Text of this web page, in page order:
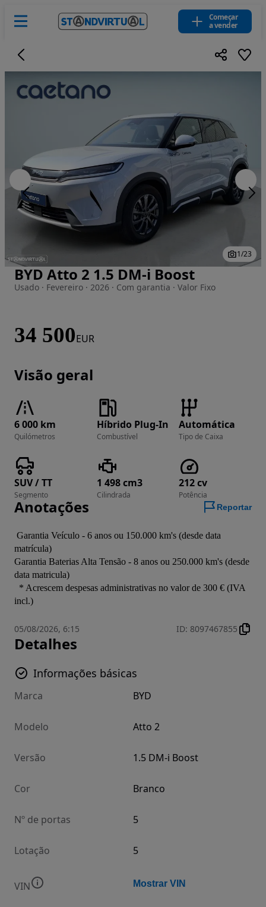
Começar
a vender
Imagem 1 de 23
1/23
BYD Atto 2 1.5 DM-i Boost
Usado · Fevereiro · 2026 · Com garantia · Valor Fixo
34 500EUR
Visão geral
6 000 km
Quilómetros
Híbrido Plug-In
Combustível
Automática
Tipo de Caixa
SUV / TT
Segmento
1 498 cm3
Cilindrada
212 cv
Potência
Anotações Reportar
matrícula)
Garantia Baterias Alta Tensão - 8 anos ou 250.000 km's (desde
data matricula)
incl.)
05/08/2026, 6:15 ID: 8097467855
Detalhes
Informações básicas
Marca BYD
Modelo Atto 2
Versão 1.5 DM-i Boost
Cor Branco
Nº de portas 5
Lotação 5
VIN Mostrar VIN